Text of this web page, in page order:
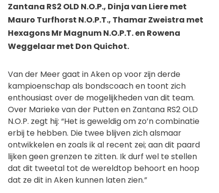
Zantana RS2 OLD N.O.P., Dinja van Liere met
Mauro Turfhorst N.O.P.T., Thamar Zweistra met
Hexagons Mr Magnum N.O.P.T. en Rowena
Weggelaar met Don Quichot.
Van der Meer gaat in Aken op voor zijn derde
kampioenschap als bondscoach en toont zich
enthousiast over de mogelijkheden van dit team.
Over Marieke van der Putten en Zantana RS2 OLD
N.O.P. zegt hij: “Het is geweldig om zo’n combinatie
erbij te hebben. Die twee blijven zich alsmaar
ontwikkelen en zoals ik al recent zei; aan dit paard
lijken geen grenzen te zitten. Ik durf wel te stellen
dat dit tweetal tot de wereldtop behoort en hoop
dat ze dit in Aken kunnen laten zien.”